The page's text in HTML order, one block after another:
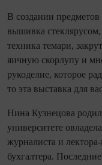
В создании
вышивка
техника темари,
яичную скорлупу и
рукоделие, которое
то эта выставка для
Нина Кузнецова
университете
журналиста и
бухгалтера.